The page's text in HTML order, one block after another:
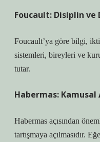
Foucault: Disiplin ve
Foucault’ya göre bilgi,
sistemleri, bireyleri ve
tutar.
Habermas: Kamusal
Habermas açısından
tartışmaya açılmasıdır.